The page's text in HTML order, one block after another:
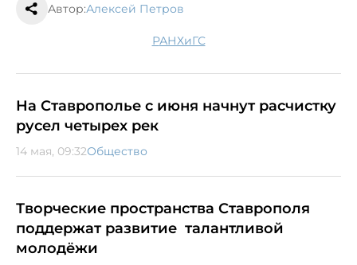
Автор:Алексей Петров
РАНХиГС
На Ставрополье с июня начнут расчистку
русел четырех рек
14 мая, 09:32Общество
Творческие пространства Ставрополя
поддержат развитие талантливой
молодёжи